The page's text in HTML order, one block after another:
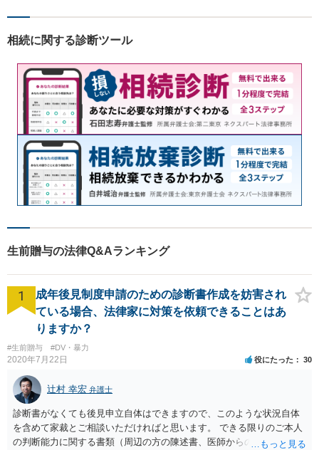
応可能。【明確な料金体系】
は、どうぞお気軽にご相談く
ださい。
相続に関する診断ツール
生前贈与の法律Q&Aランキング
1
成年後見制度申請のための診断書作成を妨害され
ている場合、法律家に対策を依頼できることはあ
りますか？
#生前贈与 #DV・暴力
2020年7月22日 役にたった 30
辻村 幸宏 弁護士
診断書がなくても後見申立自体はできますので、このような状況自体
を含めて家裁とご相談いただければと思います。 できる限りのご本人
の判断能力に関する書類（周辺の方の陳述書、医師からの聴取書等）